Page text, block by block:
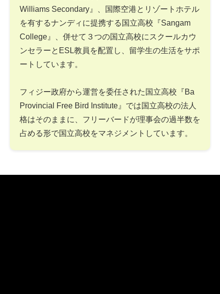
Williams Secondary』、国際空港とリゾートホテル
を有するナンディに提携する国立高校『Sangam
College』、併せて３つの国立高校にスクールカウ
ンセラーとESL教員を配置し、留学生の生活をサポ
ートしています。
フィジー政府から運営を委任された国立高校『Ba
Provincial Free Bird Institute』では国立高校の法人
格はそのままに、フリーバードが理事会の過半数を
占める形で国立高校をマネジメントしています。